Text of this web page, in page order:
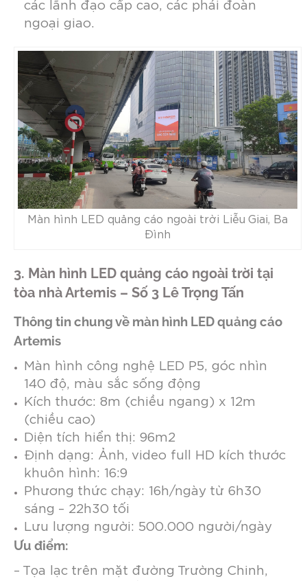
các lãnh đạo cấp cao, các phái đoàn
ngoại giao.
Màn hình LED quảng cáo ngoài trời Liễu Giai, Ba
Đình
3. Màn hình LED quảng cáo ngoài trời tại
tòa nhà Artemis – Số 3 Lê Trọng Tấn
Thông tin chung về màn hình LED quảng cáo
Artemis
Màn hình công nghệ LED P5, góc nhìn
140 độ, màu sắc sống động
Kích thước: 8m (chiều ngang) x 12m
(chiều cao)
Diện tích hiển thị: 96m2
Định dạng: Ảnh, video full HD kích thước
khuôn hình: 16:9
Phương thức chạy: 16h/ngày từ 6h30
sáng – 22h30 tối
Lưu lượng người: 500.000 người/ngày
Ưu điểm:
– Tọa lạc trên mặt đường Trường Chinh,